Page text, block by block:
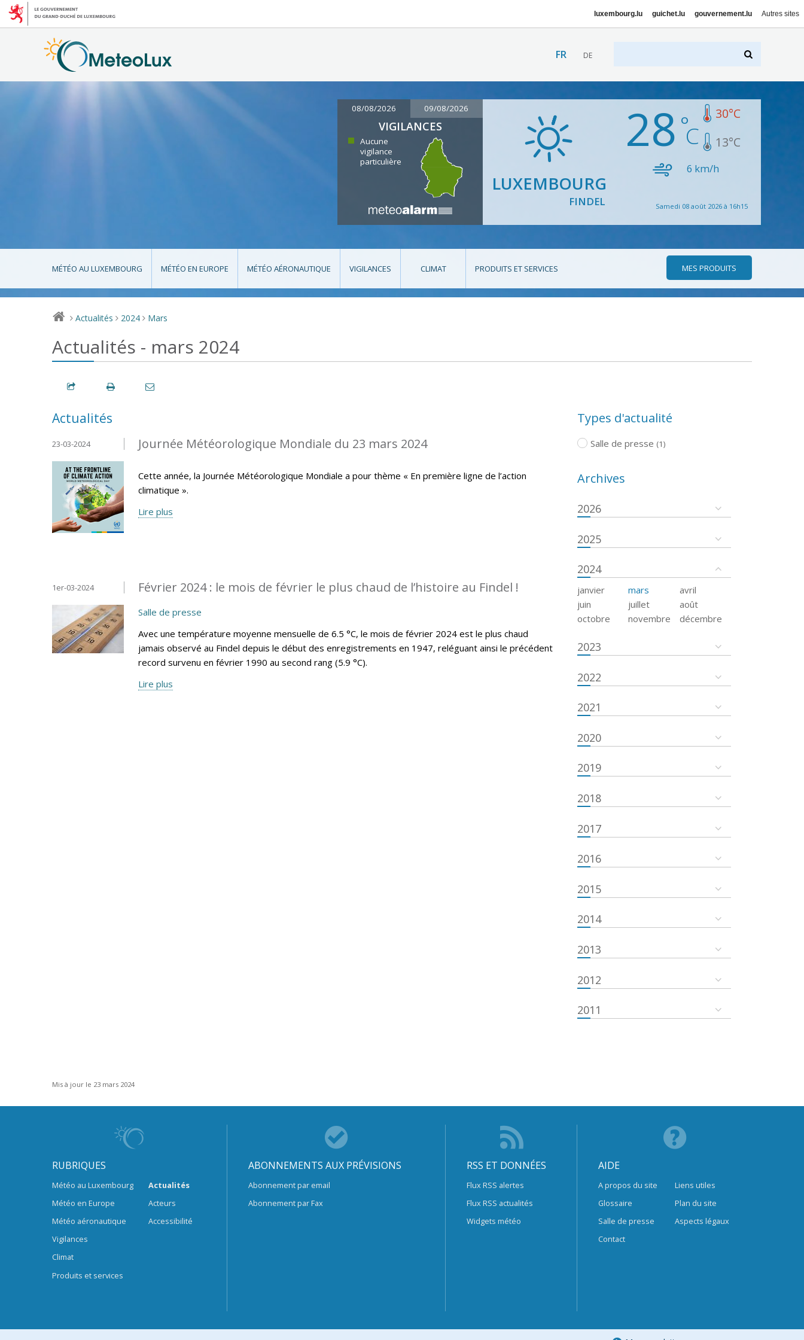
luxembourg.lu guichet.lu gouvernement.lu Autres sites
FR DE
08/08/2026 09/08/2026
VIGILANCES
Aucune
vigilance
particulière
LUXEMBOURG
FINDEL
28 30°C
13°C
6 km/h
Samedi 08 août 2026 à 16h15
MÉTÉO AU LUXEMBOURG MÉTÉO EN EUROPE MÉTÉO AÉRONAUTIQUE VIGILANCES CLIMAT PRODUITS ET SERVICES MES PRODUITS
> Actualités > 2024 > Mars
Actualités - mars 2024
Actualités
Journée Météorologique Mondiale du 23 mars 2024
23-03-2024
Cette année, la Journée Météorologique Mondiale a pour thème « En première ligne de l’action
climatique ».
Lire plus
Février 2024 : le mois de février le plus chaud de l’histoire au Findel !
1er-03-2024
Salle de presse
Avec une température moyenne mensuelle de 6.5 °C, le mois de février 2024 est le plus chaud
jamais observé au Findel depuis le début des enregistrements en 1947, reléguant ainsi le précédent
record survenu en février 1990 au second rang (5.9 °C).
Lire plus
Types d'actualité
Salle de presse (1)
Archives
2026
2025
2024
janvier mars
avril
juin
juillet
août
octobre
novembre décembre
2023
2022
2021
2020
2019
2018
2017
2016
2015
2014
2013
2012
2011
Mis à jour le 23 mars 2024
RUBRIQUES
Météo au Luxembourg
Météo en Europe
Météo aéronautique
Vigilances
Climat
Produits et services
Actualités
Acteurs
Accessibilité
ABONNEMENTS AUX PRÉVISIONS
Abonnement par email
Abonnement par Fax
RSS ET DONNÉES
Flux RSS alertes
Flux RSS actualités
Widgets météo
AIDE
A propos du site
Glossaire
Salle de presse
Contact
Liens utiles
Plan du site
Aspects légaux